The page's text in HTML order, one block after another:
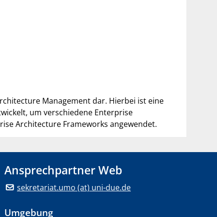
Management dar. Hierbei ist eine
um verschiedene Enterprise
Architecture Frameworks angewendet.
Ansprechpartner Web
sekretariat.umo (at) uni-due.de
Umgebung